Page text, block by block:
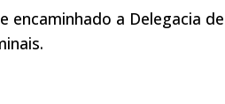
a Delegacia